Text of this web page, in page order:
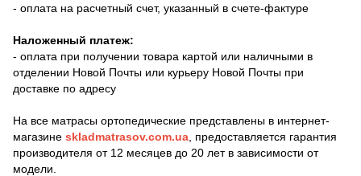
- оплата на расчетный счет, указанный в счете-фактуре
Наложенный платеж:
- оплата при получении товара картой или наличными в
отделении Новой Почты или курьеру Новой Почты при
доставке по адресу
На все матрасы ортопедические представлены в интернет-
магазине skladmatrasov.com.ua , предоставляется гарантия
производителя от 12 месяцев до 20 лет в зависимости от
модели.